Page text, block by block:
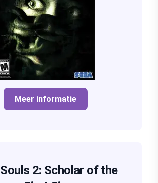
Meer informatie
2: Scholar of the